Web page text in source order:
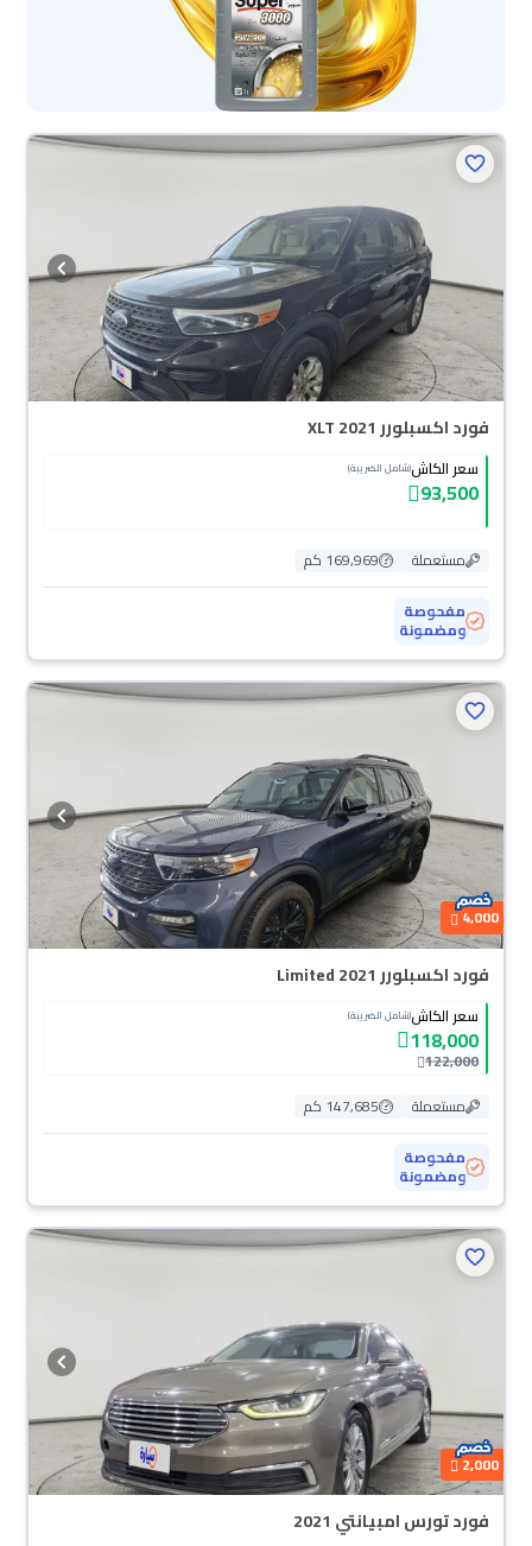
فورد اكسبلورر XLT 2021
سعر الكاش(شامل الضريبة)
93,500
مستعملة
169,969 كم
مفحوصة
ومضمونة
4,000
فورد اكسبلورر Limited 2021
سعر الكاش(شامل الضريبة)
118,000
122,000
مستعملة
147,685 كم
مفحوصة
ومضمونة
2,000
فورد تورس امبيانتي 2021